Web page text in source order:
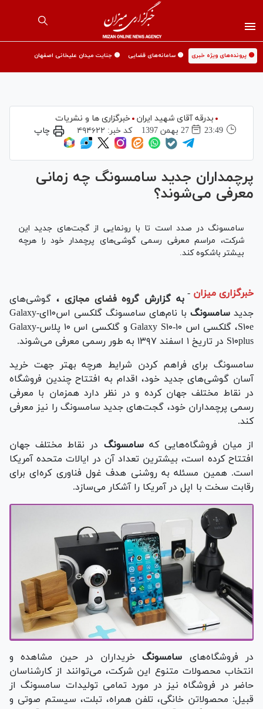
🟡 پرونده‌های ویژه خبری 🟡 سامانه‌های قضایی 🟡 جنایت میدان علیخانی اصفهان
بدرقه آقای شهید ایران
خبرگزاری ها و نشریات
23:49
27 بهمن 1397 کد خبر: ۴۹۴۶۲۲ چاپ
پرچمداران جدید سامسونگ چه زمانی
معرفی می‌شوند؟
سامسونگ در صدد است تا با رونمایی از گجت‌های جدید این
شرکت، مراسم معرفی رسمی گوشی‌های پرچمدار خود را هرچه
بیشتر باشکوه کند.
خبرگزاری میزان - به گزارشگروه فضای مجازی ، گوشی‌های
جدید سامسونگ
با نام‌های سامسونگ گلکسی اس‌۱۰‌ای-Galaxy
S۱۰e، گلکسی اس ۱۰-Galaxy S۱۰ و گلکسی اس ۱۰ پلاس-Galaxy
S۱۰plus در تاریخ ۱ اسفند ۱۳۹۷ به طور رسمی معرفی می‌شوند.
سامسونگ برای فراهم کردن شرایط هرچه بهتر جهت خرید
آسان گوشی‌های جدید خود، اقدام به افتتاح چندین فروشگاه
در نقاط مختلف جهان کرده و در نظر دارد همزمان با معرفی
رسمی پرچمداران خود، گجت‌های جدید سامسونگ را نیز معرفی
کند.
از میان فروشگاه‌هایی کهسامسونگ در نقاط مختلف جهان
افتتاح کرده است، بیشترین تعداد آن در ایالات متحده آمریکا
است. همین مسئله به روشنی هدف غول فناوری کره‌ای برای
رقابت سخت با اپل در آمریکا را آشکار می‌سازد.
در فروشگاه‌های سامسونگخریداران در حین مشاهده و
انتخاب محصولات متنوع این شرکت، می‌توانند از کارشناسان
حاضر در فروشگاه نیز در مورد تمامی تولیدات سامسونگ از
قبیل: محصولاتن خانگی، تلفن همراه، تبلت، سیستم صوتی و